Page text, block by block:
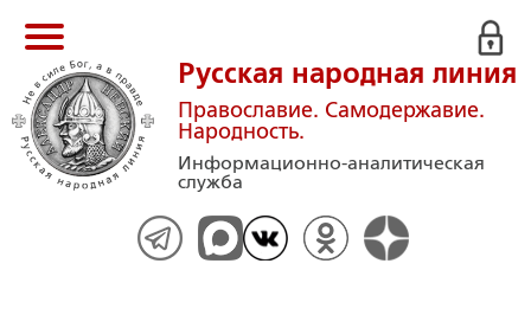
Русская народная линия
Православие. Самодержавие.
Народность.
Информационно-аналитическая
служба